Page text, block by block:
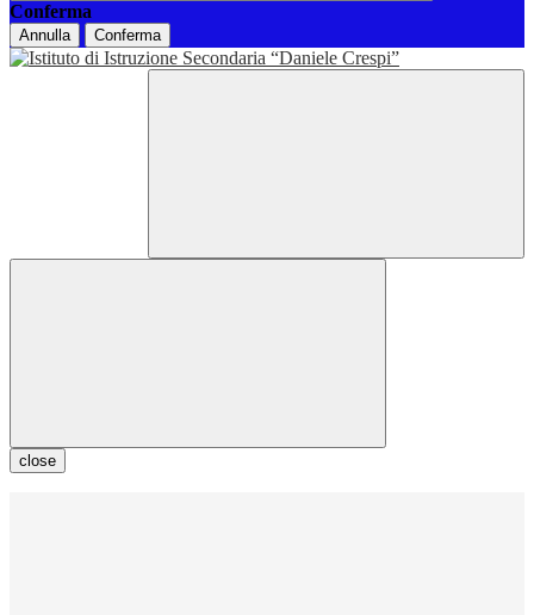
Conferma
Annulla Conferma
close